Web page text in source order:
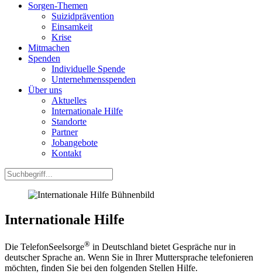
Sorgen-Themen
Suizidprävention
Einsamkeit
Krise
Mitmachen
Spenden
Individuelle Spende
Unternehmensspenden
Über uns
Aktuelles
Internationale Hilfe
Standorte
Partner
Jobangebote
Kontakt
Internationale Hilfe
Die TelefonSeelsorge® in Deutschland bietet Gespräche nur in
deutscher Sprache an. Wenn Sie in Ihrer Muttersprache telefonieren
möchten, finden Sie bei den folgenden Stellen Hilfe.